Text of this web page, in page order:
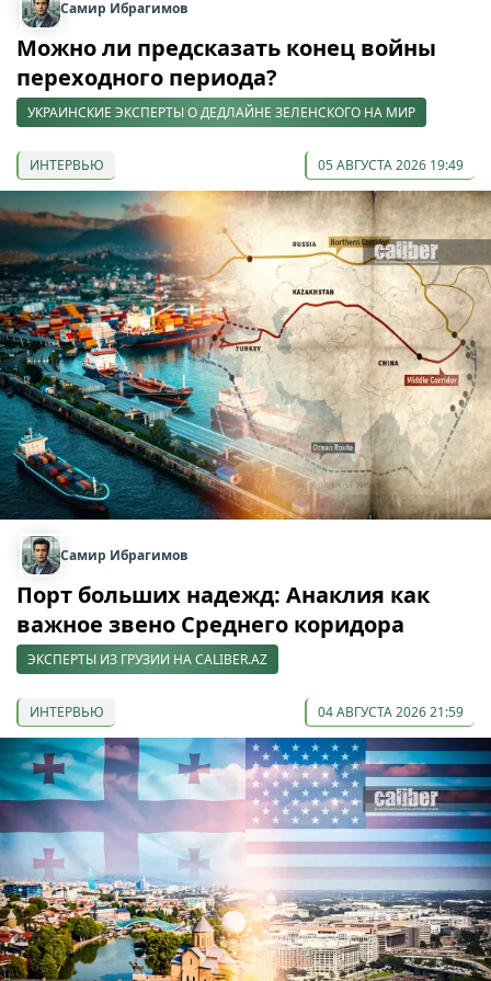
Самир Ибрагимов
Можно ли предсказать конец войны
переходного периода?
УКРАИНСКИЕ ЭКСПЕРТЫ О ДЕДЛАЙНЕ ЗЕЛЕНСКОГО НА МИР
ИНТЕРВЬЮ 05 АВГУСТА 2026 19:49
Самир Ибрагимов
Порт больших надежд: Анаклия как
важное звено Среднего коридора
ЭКСПЕРТЫ ИЗ ГРУЗИИ НА CALIBER.AZ
ИНТЕРВЬЮ 04 АВГУСТА 2026 21:59